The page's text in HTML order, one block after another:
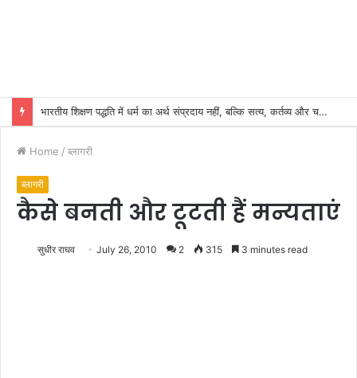
भारतीय शिक्षण पद्धति में धर्म का अर्थ संप्रदाय नहीं, बल्कि सत्य, कर्तव्य और चरित्र निर्माण है: विजय प्रकाश
Home / ब्लागरी
ब्लागरी
कैसे बनती और टूटती हैं मन्यताएं
सुधीर राघव July 26, 2010 2 315 3 minutes read